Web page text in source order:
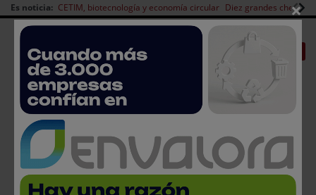
Es noticia: CETIM, biotecnología y economía circular Diez grandes chefs
Redes Sociales
Es noticia
| CANAL EMPLEO Login empresas Registro
Tomra Food refuerza su oferta
×